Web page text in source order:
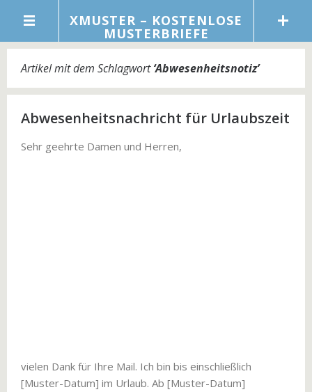
XMUSTER – KOSTENLOSE
MUSTERBRIEFE
Artikel mit dem Schlagwort‘Abwesenheitsnotiz’
Abwesenheitsnachricht für Urlaubszeit
Sehr geehrte Damen und Herren,
vielen Dank für Ihre Mail. Ich bin bis einschließlich
[Muster-Datum] im Urlaub. Ab [Muster-Datum]